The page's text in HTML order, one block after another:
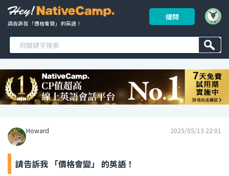
請告訴我 「價格會變」 的英語！
提問
Howard 2025/05/13 22:01
請告訴我 「價格會變」 的英語！